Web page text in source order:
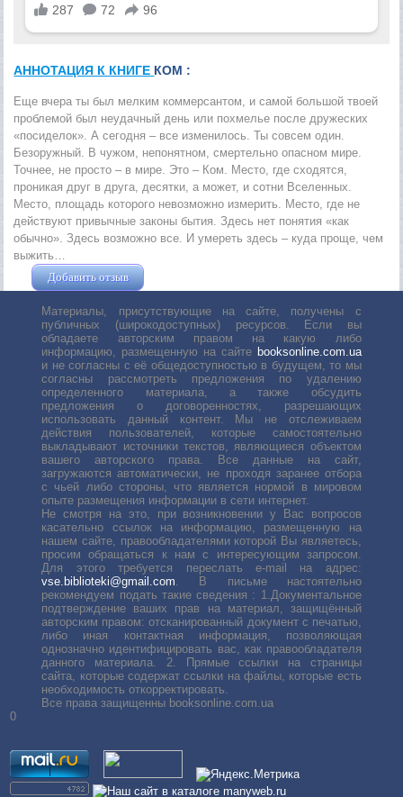
АННОТАЦИЯ К КНИГЕ КОМ :
Еще вчера ты был мелким коммерсантом, и самой большой твоей
проблемой был неудачный день или похмелье после дружеских
«посиделок». А сегодня – все изменилось. Ты совсем один.
Безоружный. В чужом, непонятном, смертельно опасном мире.
Точнее, не просто – в мире. Это – Ком. Место, где сходятся,
проникая друг в друга, десятки, а может, и сотни Вселенных.
Место, площадь которого невозможно измерить. Место, где не
действуют привычные законы бытия. Здесь нет понятия «как
обычно». Здесь возможно все. И умереть здесь – куда проще, чем
выжить…
Добавить отзыв
Материалы, присутствующие на сайте, получены с
публичных (широкодоступных) ресурсов. Если вы
обладаете авторским правом на какую либо
информацию, размещенную на сайте booksonline.com.ua
и не согласны с её общедоступностью в будущем, то мы
согласны рассмотреть предложения по удалению
определенного материала, а также обсудить
предложения о договоренностях, разрешающих
использовать данный контент. Мы не отслеживаем
действия пользователей, которые самостоятельно
выкладывают источники текстов, являющиеся объектом
вашего авторского права. Все данные на сайт,
загружаются автоматически, не проходя заранее отбора
с чьей либо стороны, что является нормой в мировом
опыте размещения информации в сети интернет.
Не смотря на это, при возникновении у Вас вопросов
касательно ссылок на информацию, размещенную на
нашем сайте, правообладателями которой Вы являетесь,
просим обращаться к нам с интересующим запросом.
Для этого требуется переслать е-mail на адрес:
vse.biblioteki@gmail.com . В письме настоятельно
рекомендуем подать такие сведения : 1.Документальное
подтверждение ваших прав на материал, защищённый
авторским правом: отсканированный документ с печатью,
либо иная контактная информация, позволяющая
однозначно идентифицировать вас, как правообладателя
данного материала. 2. Прямые ссылки на страницы
сайта, которые содержат ссылки на файлы, которые есть
необходимость откорректировать.
Все права защищенны booksonline.com.ua
0